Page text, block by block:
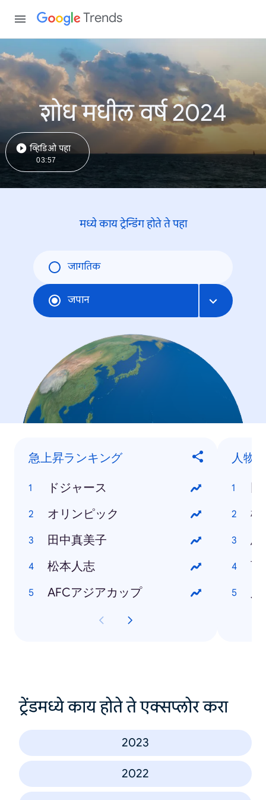
Trends
शोध मधील वर्ष 2024
व्हिडिओ पहा
03:57
मध्ये काय ट्रेन्डिंंग होते ते पहा
जागतिक
जपान
急上昇ランキング
ドジャース
オリンピック
田中真美子
松本人志
AFCアジアカップ
人物
松
鳥
西
ट्रेंडमध्ये काय होते ते एक्सप्लोर करा
2023
2022